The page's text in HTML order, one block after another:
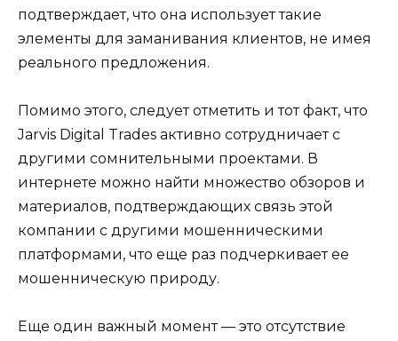
подтверждает, что она использует такие
элементы для заманивания клиентов, не имея
реального предложения.
Помимо этого, следует отметить и тот факт, что
Jarvis Digital Trades активно сотрудничает с
другими сомнительными проектами. В
интернете можно найти множество обзоров и
материалов, подтверждающих связь этой
компании с другими мошенническими
платформами, что еще раз подчеркивает ее
мошенническую природу.
Еще один важный момент — это отсутствие